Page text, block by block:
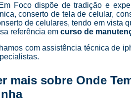
Foco dispõe de tradição e
conserto de tela de celular,
de celulares, tendo em vista
referência em curso de
com assistência técnica de
mais sobre Onde